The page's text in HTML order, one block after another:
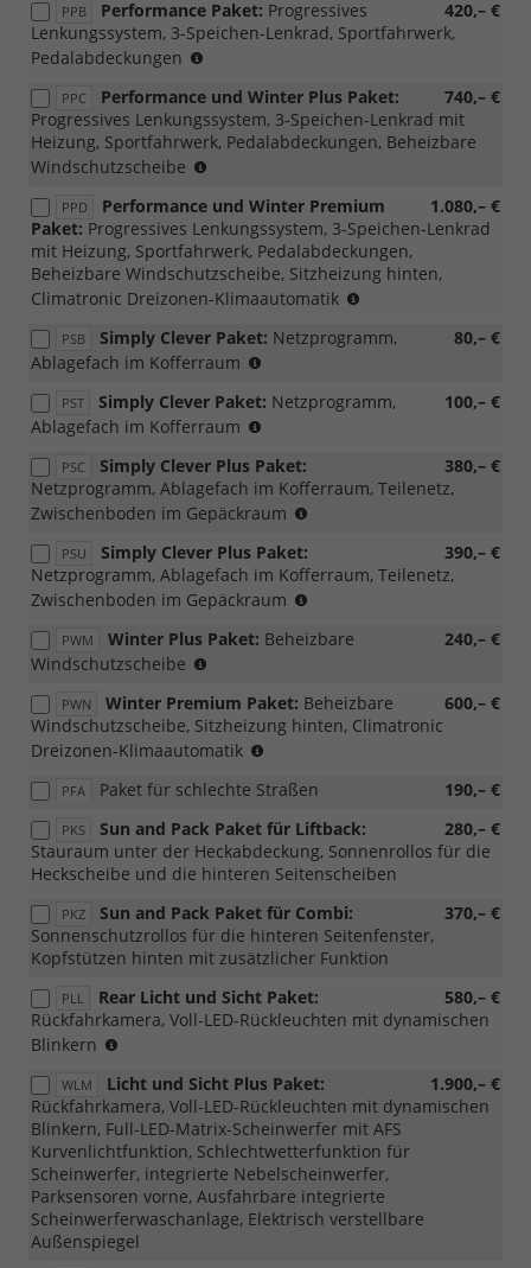
Loft
PPB 420,– €
Performance Paket: Progressives
Lenkungssystem, 3-Speichen-Lenkrad, Sportfahrwerk,
Pedalabdeckungen
mit
PWM/PWN,
Loft)
PPC 740,– €
Performance und Winter Plus Paket:
Progressives Lenkungssystem, 3-Speichen-Lenkrad mit
Heizung, Sportfahrwerk, Pedalabdeckungen, Beheizbare
Windschutzscheibe
Loft
möglich)
PPD 1.080,– €
Performance und Winter Premium
Paket: Progressives Lenkungssystem, 3-Speichen-Lenkrad
mit Heizung, Sportfahrwerk, Pedalabdeckungen,
Beheizbare Windschutzscheibe, Sitzheizung hinten,
Climatronic Dreizonen-Klimaautomatik
Loft
PSB 80,– €
Simply Clever Paket: Netzprogramm,
Ablagefach im Kofferraum
m-
PWC/WD4/WD5)
PST 100,– €
Simply Clever Paket: Netzprogramm,
Ablagefach im Kofferraum
für
m-
HEV,
PWC/WD4/WD5)
PSC 380,– €
Simply Clever Plus Paket:
Netzprogramm, Ablagefach im Kofferraum, Teilenetz,
Zwischenboden im Gepäckraum
HEV,
PSU 390,– €
Simply Clever Plus Paket:
Netzprogramm, Ablagefach im Kofferraum, Teilenetz,
Zwischenboden im Gepäckraum
für
mit
PWC/WD4/WD5)
PWM 240,– €
Winter Plus Paket: Beheizbare
Windschutzscheibe
PLC/PL4/PLF/PL9
möglich)
PWN 600,– €
Winter Premium Paket: Beheizbare
Windschutzscheibe, Sitzheizung hinten, Climatronic 
Dreizonen-Klimaautomatik
PLC/PL4/PLF/PL9
PFA 190,– €
Paket für schlechte Straßen
PKS 280,– €
Sun and Pack Paket für Liftback:
Stauraum unter der Heckabdeckung, Sonnenrollos für die
Heckscheibe und die hinteren Seitenscheiben
PKZ 370,– €
Sun and Pack Paket für Combi:
Sonnenschutzrollos für die hinteren Seitenfenster,
Kopfstützen hinten mit zusätzlicher Funktion
PLL 580,– €
Rear Licht und Sicht Paket:
Rückfahrkamera, Voll-LED-Rückleuchten mit dynamischen
Blinkern
3N3
möglich)
WLM 1.900,– €
Licht und Sicht Plus Paket:
Rückfahrkamera, Voll-LED-Rückleuchten mit dynamischen
Blinkern, Full-LED-Matrix-Scheinwerfer mit AFS
Kurvenlichtfunktion, Schlechtwetterfunktion für
Scheinwerfer, integrierte Nebelscheinwerfer,
Parksensoren vorne, Ausfahrbare integrierte
Scheinwerferwaschanlage, Elektrisch verstellbare
Außenspiegel